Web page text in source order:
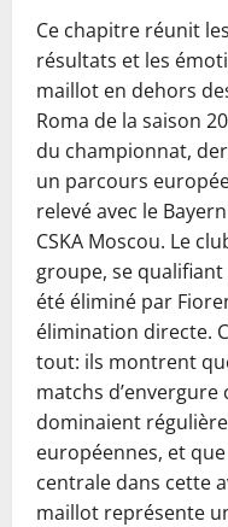
Ce chapitre réunit
résultats et les
maillot en dehors
Roma de la saison
du championnat,
un parcours
relevé avec le
CSKA Moscou. Le
groupe, se qualifiant
été éliminé par
élimination directe.
tout: ils montrent
matchs
dominaient
européennes, et
centrale dans cette
maillot représente